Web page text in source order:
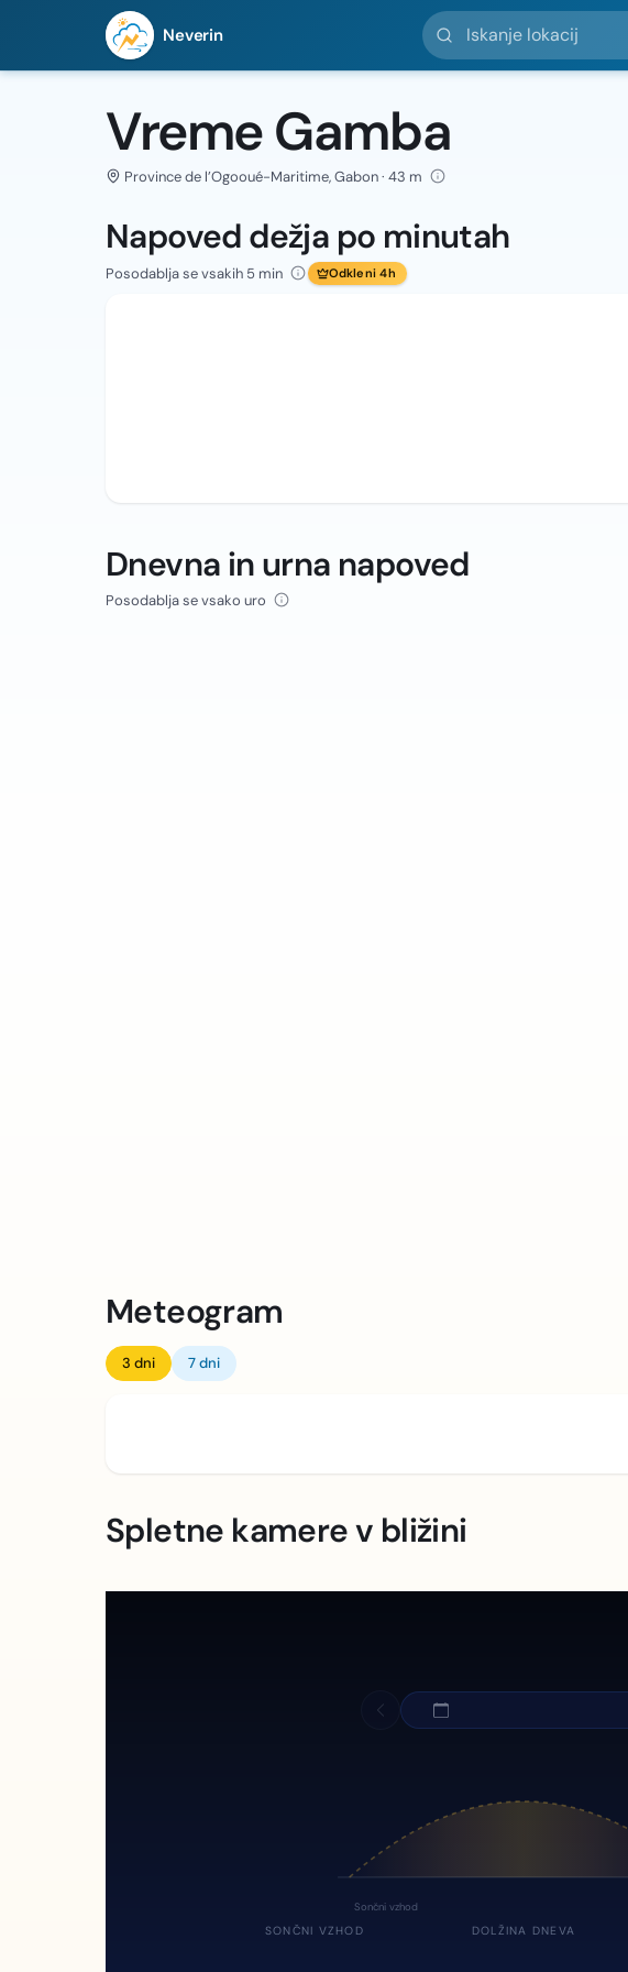
Neverin
Iskanje lokacij
Vreme Gamba
Province de l’Ogooué-Maritime, Gabon · 43 m
Napoved dežja po minutah
Posodablja se vsakih 5 min Odkleni 4h
Dnevna in urna napoved
Posodablja se vsako uro
Meteogram
3 dni 7 dni
Spletne kamere v bližini
Sončni vzhod
SONČNI VZHOD DOLŽINA DNEVA